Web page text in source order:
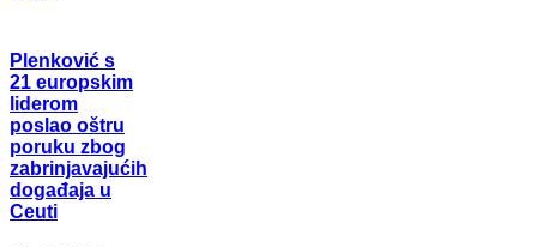
Plenković s
21 europskim
liderom
poslao oštru
poruku zbog
zabrinjavajućih
događaja u
Ceuti